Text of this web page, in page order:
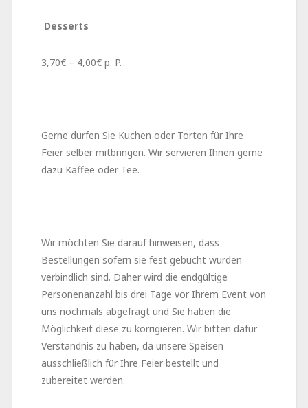
Desserts
3,70€ – 4,00€ p. P.
Gerne dürfen Sie Kuchen oder Torten für Ihre
Feier selber mitbringen. Wir servieren Ihnen gerne
dazu Kaffee oder Tee.
Wir möchten Sie darauf hinweisen, dass
Bestellungen sofern sie fest gebucht wurden
verbindlich sind. Daher wird die endgültige
Personenanzahl bis drei Tage vor Ihrem Event von
uns nochmals abgefragt und Sie haben die
Möglichkeit diese zu korrigieren. Wir bitten dafür
Verständnis zu haben, da unsere Speisen
ausschließlich für Ihre Feier bestellt und
zubereitet werden.